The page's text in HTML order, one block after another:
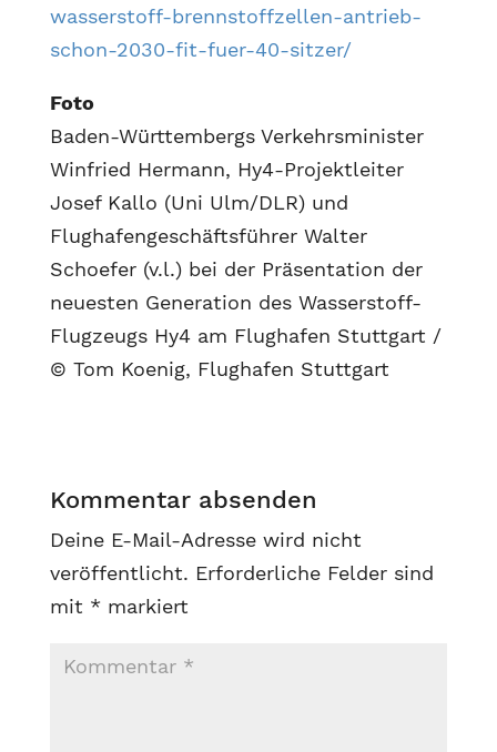
wasserstoff-brennstoffzellen-antrieb-
schon-2030-fit-fuer-40-sitzer/
Foto
Baden-Württembergs Verkehrsminister
Winfried Hermann, Hy4-Projektleiter
Josef Kallo (Uni Ulm/DLR) und
Flughafengeschäftsführer Walter
Schoefer (v.l.) bei der Präsentation der
neuesten Generation des Wasserstoff-
Flugzeugs Hy4 am Flughafen Stuttgart /
© Tom Koenig, Flughafen Stuttgart
Kommentar absenden
Deine E-Mail-Adresse wird nicht
veröffentlicht. Erforderliche Felder sind
mit * markiert